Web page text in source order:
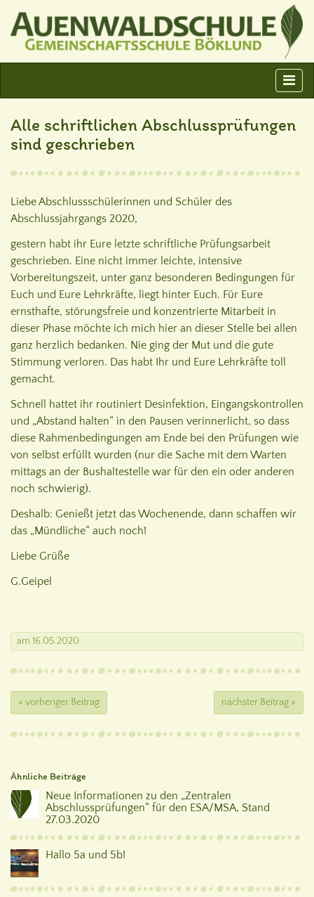
Alle schriftlichen Abschlussprüfungen
sind geschrieben
Liebe Abschlussschülerinnen und Schüler des
Abschlussjahrgangs 2020,
gestern habt ihr Eure letzte schriftliche Prüfungsarbeit
geschrieben. Eine nicht immer leichte, intensive
Vorbereitungszeit, unter ganz besonderen Bedingungen für
Euch und Eure Lehrkräfte, liegt hinter Euch. Für Eure
ernsthafte, störungsfreie und konzentrierte Mitarbeit in
dieser Phase möchte ich mich hier an dieser Stelle bei allen
ganz herzlich bedanken. Nie ging der Mut und die gute
Stimmung verloren. Das habt Ihr und Eure Lehrkräfte toll
gemacht.
Schnell hattet ihr routiniert Desinfektion, Eingangskontrollen
und „Abstand halten“ in den Pausen verinnerlicht, so dass
diese Rahmenbedingungen am Ende bei den Prüfungen wie
von selbst erfüllt wurden (nur die Sache mit dem Warten
mittags an der Bushaltestelle war für den ein oder anderen
noch schwierig).
Deshalb: Genießt jetzt das Wochenende, dann schaffen wir
das „Mündliche“ auch noch!
Liebe Grüße
G.Geipel
am 16.05.2020
« vorheriger Beitrag nächster Beitrag »
Ähnliche Beiträge
Neue Informationen zu den „Zentralen
Abschlussprüfungen“ für den ESA/MSA, Stand
27.03.2020
Hallo 5a und 5b!